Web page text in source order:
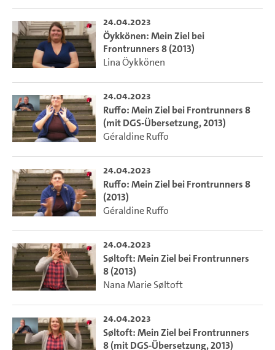
24.04.2023
Öykkönen: Mein Ziel bei
Frontrunners 8 (2013)
Lina Öykkönen
24.04.2023
Ruffo: Mein Ziel bei Frontrunners 8
(mit DGS-Übersetzung, 2013)
Géraldine Ruffo
24.04.2023
Ruffo: Mein Ziel bei Frontrunners 8
(2013)
Géraldine Ruffo
24.04.2023
Søltoft: Mein Ziel bei Frontrunners
8 (2013)
Nana Marie Søltoft
24.04.2023
Søltoft: Mein Ziel bei Frontrunners
8 (mit DGS-Übersetzung, 2013)